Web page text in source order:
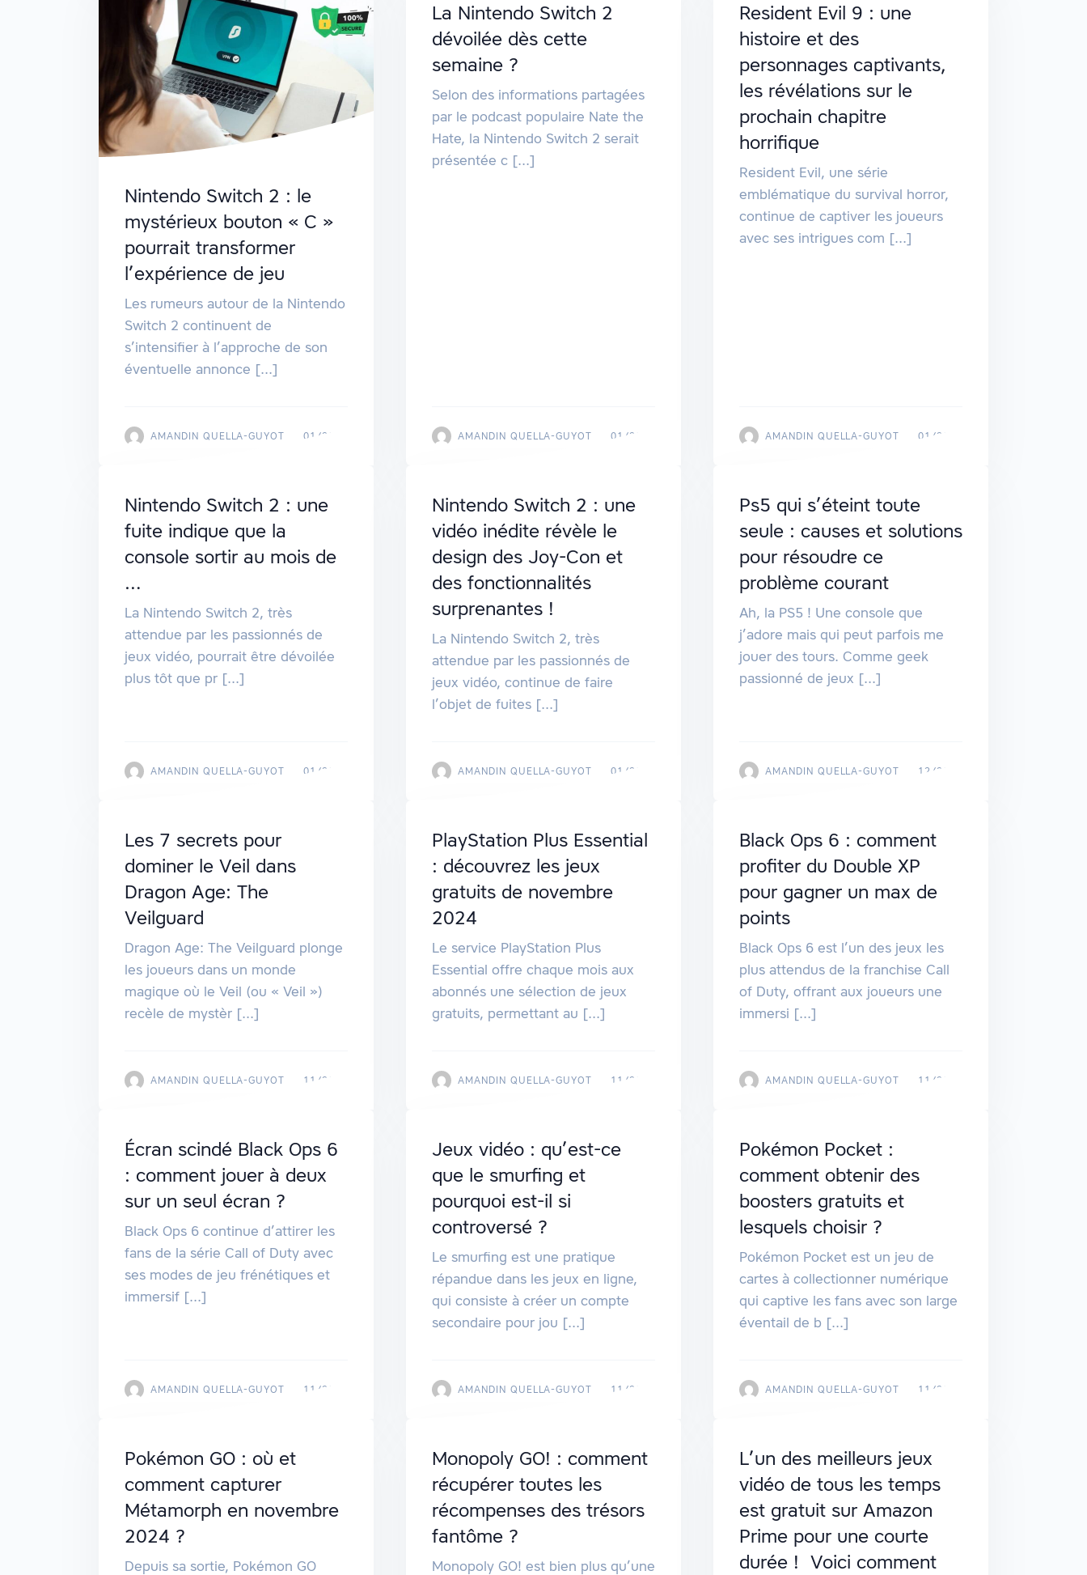
Nintendo Switch 2 : le
mystérieux bouton « C »
pourrait transformer
l’expérience de jeu
Les rumeurs autour de la Nintendo
Switch 2 continuent de
s’intensifier à l’approche de son
éventuelle annonce [...]
AMANDIN QUELLA-GUYOT 01/2025
La Nintendo Switch 2
dévoilée dès cette
semaine ?
Selon des informations partagées
par le podcast populaire Nate the
Hate, la Nintendo Switch 2 serait
présentée c [...]
AMANDIN QUELLA-GUYOT 01/2025
Resident Evil 9 : une
histoire et des
personnages captivants,
les révélations sur le
prochain chapitre
horrifique
Resident Evil, une série
emblématique du survival horror,
continue de captiver les joueurs
avec ses intrigues com [...]
AMANDIN QUELLA-GUYOT 01/2025
Nintendo Switch 2 : une
fuite indique que la
console sortir au mois de
…
La Nintendo Switch 2, très
attendue par les passionnés de
jeux vidéo, pourrait être dévoilée
plus tôt que pr [...]
AMANDIN QUELLA-GUYOT 01/2025
Nintendo Switch 2 : une
vidéo inédite révèle le
design des Joy-Con et
des fonctionnalités
surprenantes !
La Nintendo Switch 2, très
attendue par les passionnés de
jeux vidéo, continue de faire
l’objet de fuites [...]
AMANDIN QUELLA-GUYOT 01/2025
Ps5 qui s’éteint toute
seule : causes et solutions
pour résoudre ce
problème courant
Ah, la PS5 ! Une console que
j’adore mais qui peut parfois me
jouer des tours. Comme geek
passionné de jeux [...]
AMANDIN QUELLA-GUYOT 12/2024
Les 7 secrets pour
dominer le Veil dans
Dragon Age: The
Veilguard
Dragon Age: The Veilguard plonge
les joueurs dans un monde
magique où le Veil (ou « Veil »)
recèle de mystèr [...]
AMANDIN QUELLA-GUYOT 11/2024
PlayStation Plus Essential
: découvrez les jeux
gratuits de novembre
2024
Le service PlayStation Plus
Essential offre chaque mois aux
abonnés une sélection de jeux
gratuits, permettant au [...]
AMANDIN QUELLA-GUYOT 11/2024
Black Ops 6 : comment
profiter du Double XP
pour gagner un max de
points
Black Ops 6 est l’un des jeux les
plus attendus de la franchise Call
of Duty, offrant aux joueurs une
immersi [...]
AMANDIN QUELLA-GUYOT 11/2024
Écran scindé Black Ops 6
: comment jouer à deux
sur un seul écran ?
Black Ops 6 continue d’attirer les
fans de la série Call of Duty avec
ses modes de jeu frénétiques et
immersif [...]
AMANDIN QUELLA-GUYOT 11/2024
Jeux vidéo : qu’est-ce
que le smurfing et
pourquoi est-il si
controversé ?
Le smurfing est une pratique
répandue dans les jeux en ligne,
qui consiste à créer un compte
secondaire pour jou [...]
AMANDIN QUELLA-GUYOT 11/2024
Pokémon Pocket :
comment obtenir des
boosters gratuits et
lesquels choisir ?
Pokémon Pocket est un jeu de
cartes à collectionner numérique
qui captive les fans avec son large
éventail de b [...]
AMANDIN QUELLA-GUYOT 11/2024
Pokémon GO : où et
comment capturer
Métamorph en novembre
2024 ?
Depuis sa sortie, Pokémon GO
Monopoly GO! : comment
récupérer toutes les
récompenses des trésors
fantôme ?
Monopoly GO! est bien plus qu’une
L’un des meilleurs jeux
vidéo de tous les temps
est gratuit sur Amazon
Prime pour une courte
durée ! Voici comment